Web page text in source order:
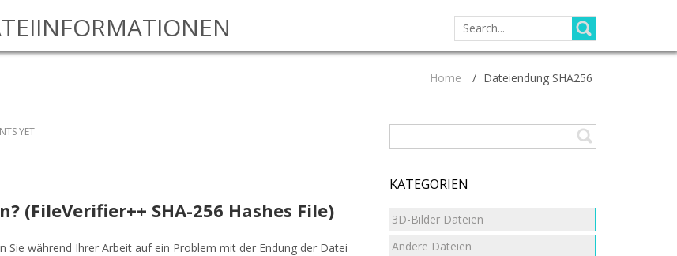
SEARCH
FOR:
Home / Dateiendung SHA256
YET
(FileVerifier++ SHA-256 Hashes File)
Sie während Ihrer Arbeit auf ein Problem mit der Endung der Datei
KATEGORIEN
3D-Bilder Dateien
Andere Dateien